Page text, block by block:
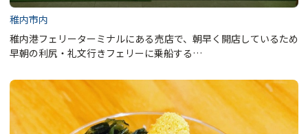
稚内市内
稚内港フェリーターミナルにある売店で、朝早く開店しているため
早朝の利尻・礼文行きフェリーに乗船する…